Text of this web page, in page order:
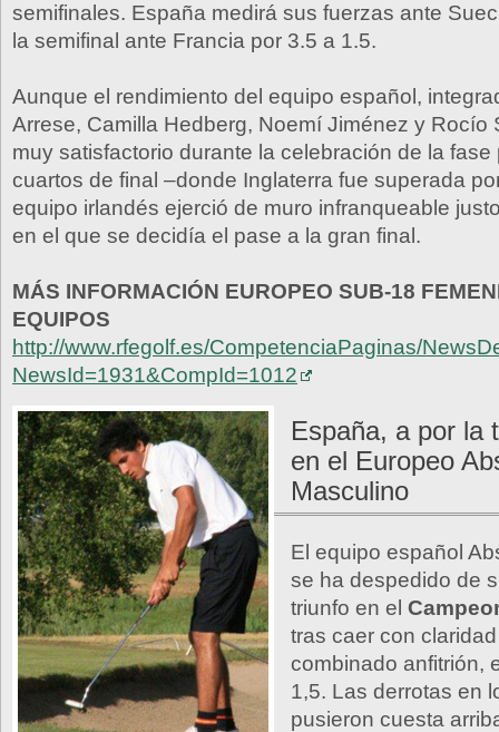
semifinales. España medirá sus fuerzas ante
la semifinal ante Francia por 3.5 a 1.5.
Aunque el rendimiento del equipo español,
Arrese, Camilla Hedberg, Noemí Jiménez y Rocío
muy satisfactorio durante la celebración de la fase
cuartos de final –donde Inglaterra fue superada
equipo irlandés ejerció de muro infranqueable
en el que se decidía el pase a la gran final.
MÁS INFORMACIÓN EUROPEO SUB-18
EQUIPOS
http://www.rfegolf.es/CompetenciaPaginas/
NewsId=1931&CompId=1012
España, a por la
en el Europeo
Masculino
El equipo español
se ha despedido de
triunfo en el
tras caer con
combinado anfitrión,
1,5. Las derrotas en
pusieron cuesta